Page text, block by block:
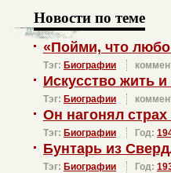
Новости по теме
«Пойми, что
Тэг: Биографии
Искусство жить и
Тэг: Биографии
Он нагонял страх
Тэг: Биографии Год:
Бунтарь из
Тэг: Биографии Год: